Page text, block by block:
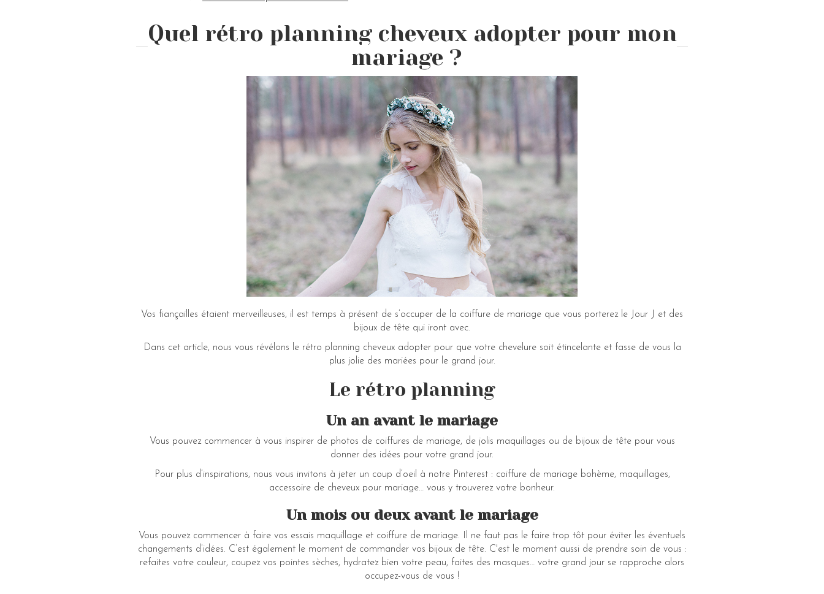
Quel rétro planning cheveux adopter pour mon
mariage ?
Vos fiançailles étaient merveilleuses, il est temps à présent de s’occuper de la coiffure de mariage que vous porterez le Jour J et des
bijoux de tête qui iront avec.
Dans cet article, nous vous révélons le rétro planning cheveux adopter pour que votre chevelure soit étincelante et fasse de vous la
plus jolie des mariées pour le grand jour.
Le rétro planning
Un an avant le mariage
Vous pouvez commencer à vous inspirer de photos de coiffures de mariage, de jolis maquillages ou de bijoux de tête pour vous
donner des idées pour votre grand jour.
Pour plus d’inspirations, nous vous invitons à jeter un coup d’oeil à notre Pinterest : coiffure de mariage bohème, maquillages,
accessoire de cheveux pour mariage… vous y trouverez votre bonheur.
Un mois ou deux avant le mariage
Vous pouvez commencer à faire vos essais maquillage et coiffure de mariage. Il ne faut pas le faire trop tôt pour éviter les éventuels
changements d’idées. C’est également le moment de commander vos bijoux de tête. C'est le moment aussi de prendre soin de vous :
refaites votre couleur, coupez vos pointes sèches, hydratez bien votre peau, faites des masques… votre grand jour se rapproche alors
occupez-vous de vous !